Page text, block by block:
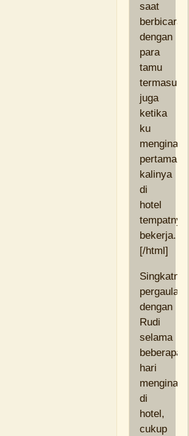
saat
berbicara
dengan
para
tamu
termasuk
juga
ketika
ku
menginap
pertama
kalinya
di
hotel
tempatnya
bekerja.
[/html]
pergaulan
dengan
Rudi
selama
beberapa
hari
menginap
di
hotel,
cukup